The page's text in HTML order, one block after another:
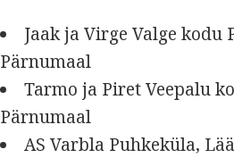
Jaak ja Virge Valge kodu
Pärnumaal
Tarmo ja Piret Veepalu
Pärnumaal
AS Varbla Puhkeküla,